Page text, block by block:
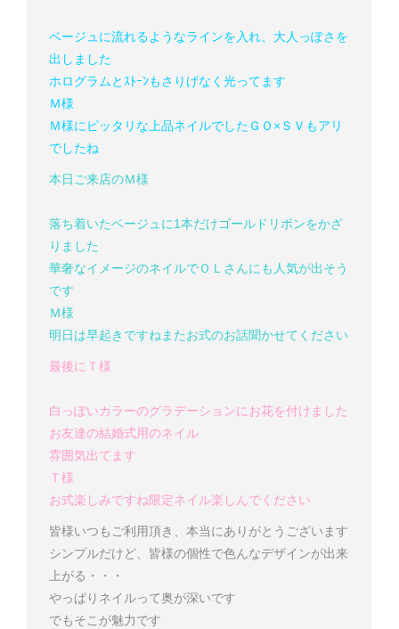
ベージュに流れるようなラインを入れ、大人っぽさを
出しました
ホログラムとｽﾄｰﾝもさりげなく光ってます
Ｍ様
Ｍ様にピッタリな上品ネイルでした ＧＯ×ＳＶもアリ
でしたね
本日ご来店のＭ様
落ち着いたベージュに1本だけゴールドリボンをかざ
りました
華奢なイメージのネイルでＯＬさんにも人気が出そう
です
Ｍ様
明日は早起きですね またお式のお話聞かせてください
最後にＴ様
白っぽいカラーのグラデーションにお花を付けました
お友達の結婚式用のネイル
雰囲気出てます
Ｔ様
お式楽しみですね限定ネイル楽しんでください
皆様いつもご利用頂き、本当にありがとうございます
シンプルだけど、皆様の個性で色んなデザインが出来
上がる・・・
やっぱりネイルって奥が深いです
でもそこが魅力です